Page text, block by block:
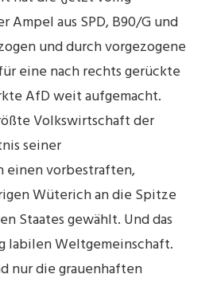
Ampel aus SPD, B90/G und
und durch vorgezogene
eine nach rechts gerückte
AfD weit aufgemacht.
Volkswirtschaft der
seiner
einen vorbestraften,
Wüterich an die Spitze
Staates gewählt. Und das
labilen Weltgemeinschaft.
nur die grauenhaften